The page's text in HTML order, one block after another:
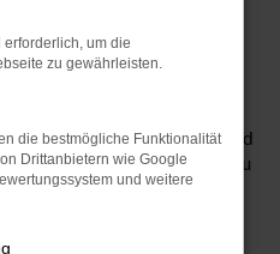
macht es allerdings
Sie in einem Neuwagen
unterwegs sind. Das
was sich wahrlich im
Unsere Škoda Kamiq
behandelt und
Meisterwerkstätten genau
lassen nur Fahrzeuge im
von Berlin oder
um die
zu gewährleisten.
die bestmögliche Funktionalität
Drittanbietern wie Google
und weitere